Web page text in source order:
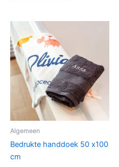
Algemeen
Bedrukte handdoek 50 x100
cm